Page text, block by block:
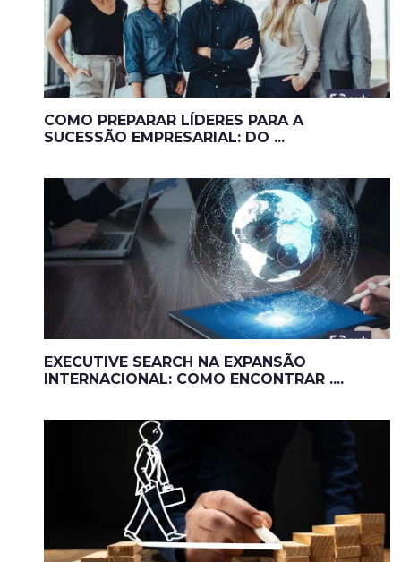
COMO PREPARAR LÍDERES PARA A
SUCESSÃO EMPRESARIAL: DO ...
EXECUTIVE SEARCH NA EXPANSÃO
INTERNACIONAL: COMO ENCONTRAR ....